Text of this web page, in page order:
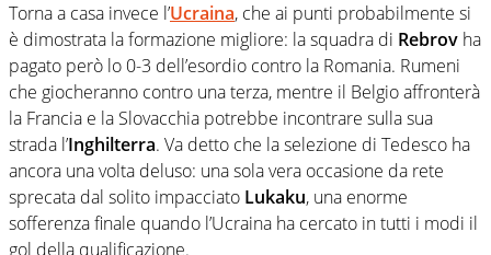
Torna a casa invece l’Ucraina, che ai punti probabilmente si
è dimostrata la formazione migliore: la squadra di Rebrov ha
pagato però lo 0-3 dell’esordio contro la Romania. Rumeni
che giocheranno contro una terza, mentre il Belgio affronterà
la Francia e la Slovacchia potrebbe incontrare sulla sua
strada l’Inghilterra. Va detto che la selezione di Tedesco ha
ancora una volta deluso: una sola vera occasione da rete
sprecata dal solito impacciato Lukaku, una enorme
sofferenza finale quando l’Ucraina ha cercato in tutti i modi il
gol della qualificazione.